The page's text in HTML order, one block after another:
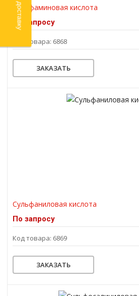
Сульфаминовая кислота
По запросу
Код товара: 6868
ЗАКАЗАТЬ
Сульфаниловая кислота
По запросу
Код товара: 6869
ЗАКАЗАТЬ